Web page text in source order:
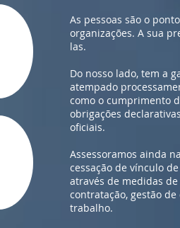
As pessoas são o
organizações. A sua
las.
Do nosso lado, tem a
atempado
como o cumprimento
obrigações
oficiais.
Assessoramos ainda
cessação de vínculo
através de medidas
contratação, gestão
trabalho.